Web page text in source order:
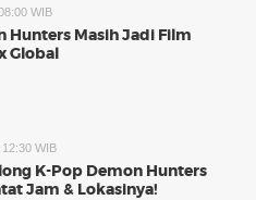
WIB
Hunters Masih Jadi Film
Global
WIB
K-Pop Demon Hunters
Jam & Lokasinya!